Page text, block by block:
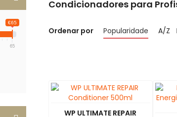
Condicionadores para
Ordenar por Popularidade A/Z
WP ULTIMATE REPAIR
€65
65